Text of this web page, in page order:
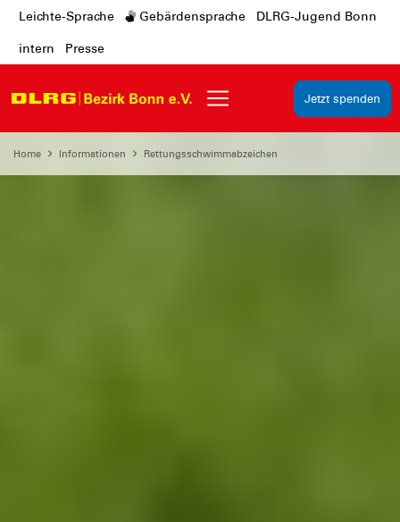
Leichte-Sprache Gebärdensprache DLRG-Jugend Bonn
intern Presse
Jetzt spenden
Home Informationen Rettungsschwimmabzeichen